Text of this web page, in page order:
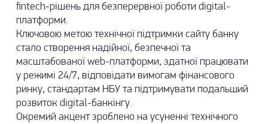
fintech-рішень для безперервної роботи digital-
платформи.
Ключовою метою технічної підтримки сайту банку
стало створення надійної, безпечної та
масштабованої web-платформи, здатної працювати
у режимі 24/7, відповідати вимогам фінансового
ринку, стандартам НБУ та підтримувати подальший
розвиток digital-банкінгу.
Окремий акцент зроблено на усуненні технічного